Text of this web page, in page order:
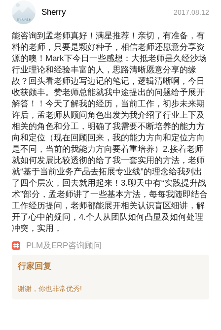
Sherry 2017.08.12
能咨询到孟老师真好！满星推荐！亲切，有准备，有
料的老师，只要是颗好种子，相信老师还愿意分享资
源的噢！Mark下今日一些感想：大抵老师是久经沙场
行业理论和经验丰富的人，思路清晰愿意分享的缘
故？回头看老师边写边记的笔记，逻辑清晰啊，今日
收获颇丰。赞老师总能就我中途提出的问题给予展开
解答！！今天了解我的经历，当前工作，初步未来期
许后，孟老师从顾问角色出发为我介绍了行业上下及
相关的角色和分工，明确了我需要不断培养的能力方
向和定位（现在回顾回来，我的能力方向和定位方向
是不同，当前的我能力方向要着重培养）2.接着老师
就如何发展比较透彻的给了我一套实用的方法，老师
就“基于当前业务产品去拓展专业线”的理念给我列出
了四个层次，回去就用起来！3.聊天中有“实践提升战
术”部分，孟老师讲了一些基本方法，每每我随即结合
工作经历提问，老师都能展开相关认识盲区细讲，解
开了心中的疑问，4.个人从团队如何凸显及如何处理
冲突，实用，
PLM及ERP咨询顾问
行家回复